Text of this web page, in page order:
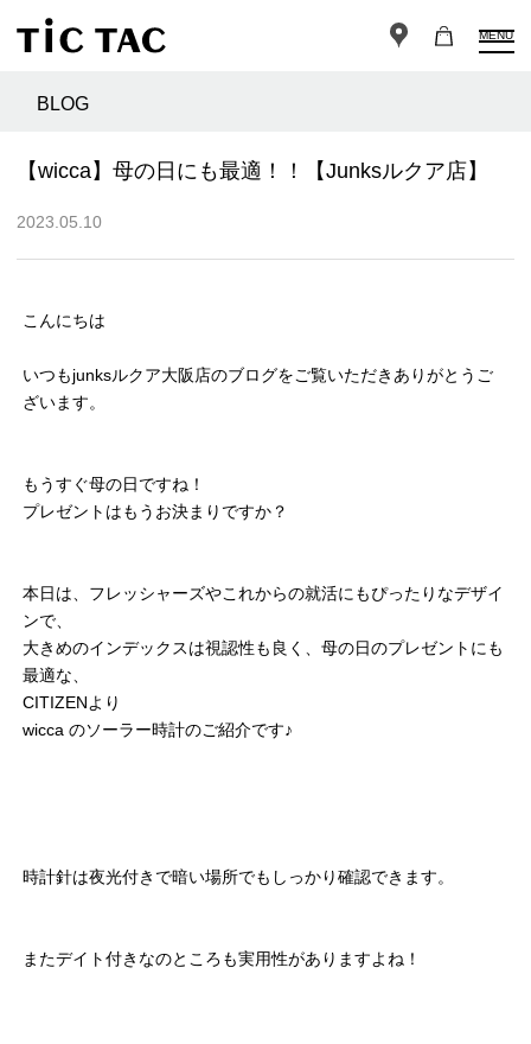
MENU
BLOG
【wicca】母の日にも最適！！【Junksルクア店】
2023.05.10
こんにちは
いつもjunksルクア大阪店のブログをご覧いただきありがとうご
ざいます。
もうすぐ母の日ですね！
プレゼントはもうお決まりですか？
本日は、フレッシャーズやこれからの就活にもぴったりなデザイ
ンで、
大きめのインデックスは視認性も良く、母の日のプレゼントにも
最適な、
CITIZENより
wicca のソーラー時計のご紹介です♪
時計針は夜光付きで暗い場所でもしっかり確認できます。
またデイト付きなのところも実用性がありますよね！